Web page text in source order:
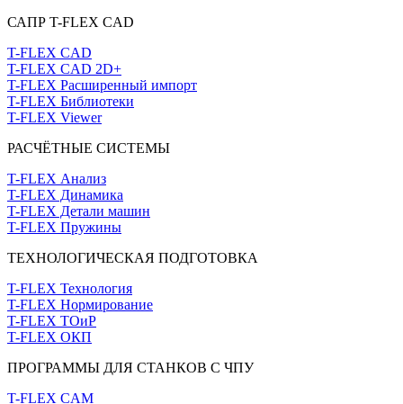
САПР T-FLEX CAD
T-FLEX CAD
T-FLEX CAD 2D+
T-FLEX Расширенный импорт
T-FLEX Библиотеки
T-FLEX Viewer
РАСЧЁТНЫЕ СИСТЕМЫ
T-FLEX Анализ
T-FLEX Динамика
T-FLEX Детали машин
T-FLEX Пружины
ТЕХНОЛОГИЧЕСКАЯ ПОДГОТОВКА
T-FLEX Технология
T-FLEX Нормирование
T-FLEX ТОиР
T-FLEX ОКП
ПРОГРАММЫ ДЛЯ СТАНКОВ С ЧПУ
T-FLEX CAM